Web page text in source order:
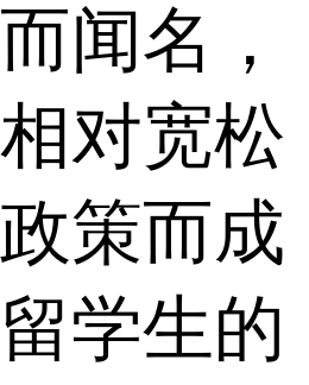
闻名，
对宽松
策而成
学生的